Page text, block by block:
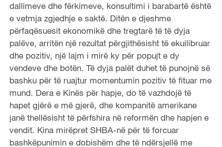
dallimeve dhe fërkimeve, konsultimi i barabartë është
e vetmja zgjedhje e saktë. Ditën e djeshme
përfaqësuesit ekonomikë dhe tregtarë të të dyja
palëve, arritën një rezultat përgjithësisht të ekuilibruar
dhe pozitiv, një lajm i mirë ky për popujt e dy
vendeve dhe botën. Të dyja palët duhet të punojnë së
bashku për të ruajtur momentumin pozitiv të fituar me
mund. Dera e Kinës për hapje, do të vazhdojë të
hapet gjërë e më gjerë, dhe kompanitë amerikane
janë thellësisht të përfshira në reformën dhe hapjen e
vendit. Kina mirëpret SHBA-në për të forcuar
bashkëpunimin e dobishëm dhe të ndërsjellë me